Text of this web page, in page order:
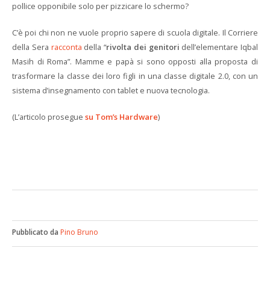
pollice opponibile solo per pizzicare lo schermo?
C’è poi chi non ne vuole proprio sapere di scuola digitale. Il Corriere
della Sera racconta della “rivolta dei genitori dell’elementare Iqbal
Masih di Roma”. Mamme e papà si sono opposti alla proposta di
trasformare la classe dei loro figli in una classe digitale 2.0, con un
sistema d’insegnamento con tablet e nuova tecnologia.
(L’articolo prosegue su Tom’s Hardware)
Pubblicato da Pino Bruno